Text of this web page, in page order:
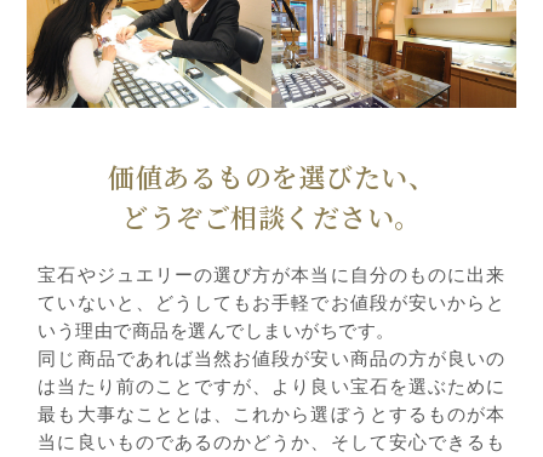
価値あるものを選びたい、
どうぞご相談ください。
宝石やジュエリーの選び方が本当に自分のものに出来
ていないと、どうしてもお手軽でお値段が安いからと
いう理由で商品を選んでしまいがちです。
同じ商品であれば当然お値段が安い商品の方が良いの
は当たり前のことですが、より良い宝石を選ぶために
最も大事なこととは、これから選ぼうとするものが本
当に良いものであるのかどうか、そして安心できるも